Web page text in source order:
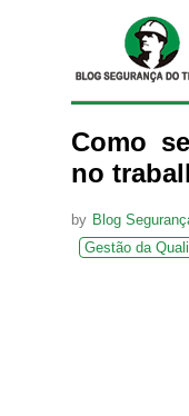
Como
no
by Blog
Gestão da